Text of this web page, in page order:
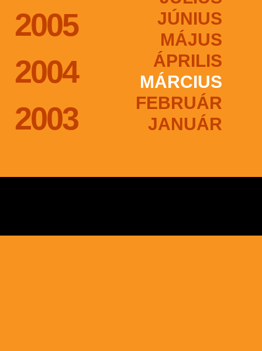
2005
2004
2003
JÚNIUS
MÁJUS
ÁPRILIS
MÁRCIUS
FEBRUÁR
JANUÁR